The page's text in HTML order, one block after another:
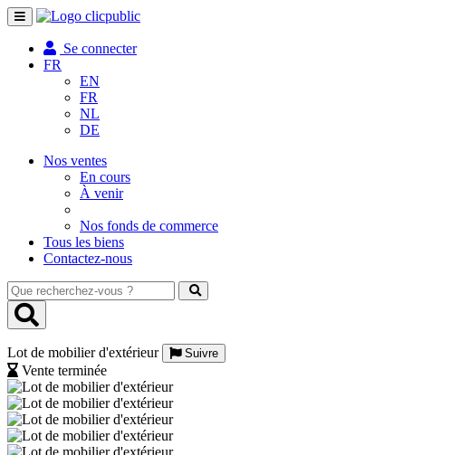
Toggle
navigation
Se connecter
FR
EN
FR
NL
DE
Nos ventes
En cours
À venir
Nos fonds de commerce
Tous les biens
Contactez-nous
Que
recherchez-
vous
Lot de mobilier d'extérieur
Suivre
Vente terminée